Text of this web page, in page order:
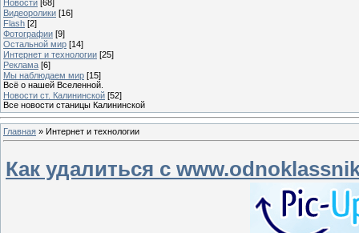
Новости [68]
Видеоролики [16]
Flash [2]
Фотографии [9]
Остальной мир [14]
Интернет и технологии [25]
Реклама [6]
Мы наблюдаем мир [15]
Всё о нашей Вселенной.
Новости ст. Калининской [52]
Все новости станицы Калининской
Главная » Интернет и технологии
Как удалиться с